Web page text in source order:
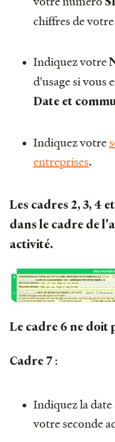
chiffres de
Indiquez votre
d'usage si vous
Date et
Indiquez votre
entreprises.
Les cadres 2, 3, 4
dans le cadre de
activité.
Le cadre 6 ne doit
Cadre 7 :
Indiquez la date
votre seconde